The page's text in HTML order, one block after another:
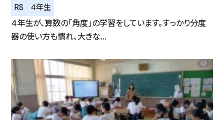
R8 ４年生
４年生が、算数の「角度」の学習をしています。すっかり分度
器の使い方も慣れ、大きな...